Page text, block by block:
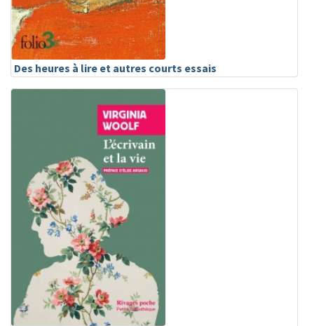
Des heures à lire et autres courts essais